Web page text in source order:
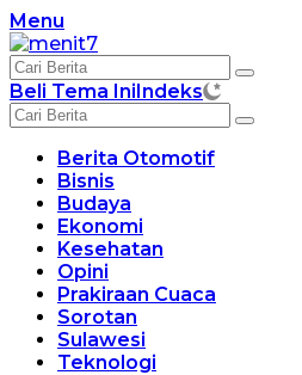
Langsung
ke
konten
Menu
Beli Tema IniIndeks
Berita Otomotif
Bisnis
Budaya
Ekonomi
Kesehatan
Opini
Prakiraan Cuaca
Sorotan
Sulawesi
Teknologi